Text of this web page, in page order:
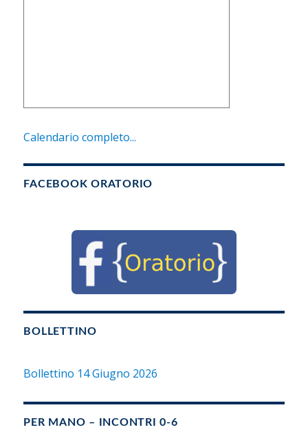
Calendario completo...
FACEBOOK ORATORIO
BOLLETTINO
Bollettino 14 Giugno 2026
PER MANO – INCONTRI 0-6